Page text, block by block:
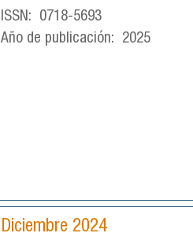
ISSN:
0718-5693
Año de publicación:
2025
Diciembre 2024